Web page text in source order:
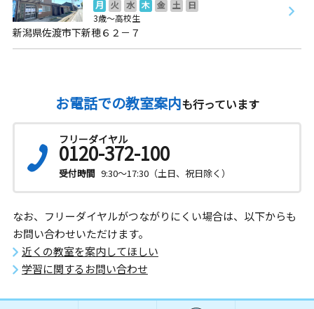
月 火 水 木 金 土
日
3歳～高校生
新潟県佐渡市下新穂６２－７
お電話での教室案内も行っています
フリーダイヤル
0120-372-100
受付時間 9:30～17:30（土日、祝日除く）
なお、フリーダイヤルがつながりにくい場合は、以下からも
お問い合わせいただけます。
近くの教室を案内してほしい
学習に関するお問い合わせ